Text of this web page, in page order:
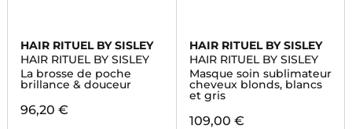
HAIR RITUEL BY SISLEY
HAIR RITUEL BY SISLEY
La brosse de poche
brillance & douceur
96,20 €
HAIR RITUEL BY SISLEY
HAIR RITUEL BY SISLEY
Masque soin sublimateur
cheveux blonds, blancs
et gris
109,00 €